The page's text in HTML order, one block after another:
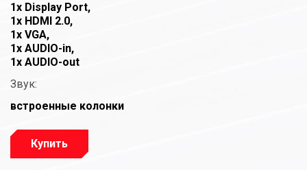
1x Display Port,
1x HDMI 2.0,
1x VGA,
1x AUDIO-in,
1x AUDIO-out
Звук:
встроенные колонки
Купить